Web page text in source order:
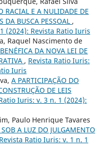
RACIAL E A NULIDADE DE
DA BUSCA PESSOAL ,
(2024): Revista Ratio Iuris
Raquel Nascimento de
DA NOVA LEI DE
, Revista Ratio Iuris:
Iuris
A PARTICIPAÇÃO DO
DE LEIS
Iuris: v. 3 n. 1 (2024):
Paulo Henrique Tavares
A LUZ DO JULGAMENTO
Revista Ratio Iuris: v. 1 n. 1